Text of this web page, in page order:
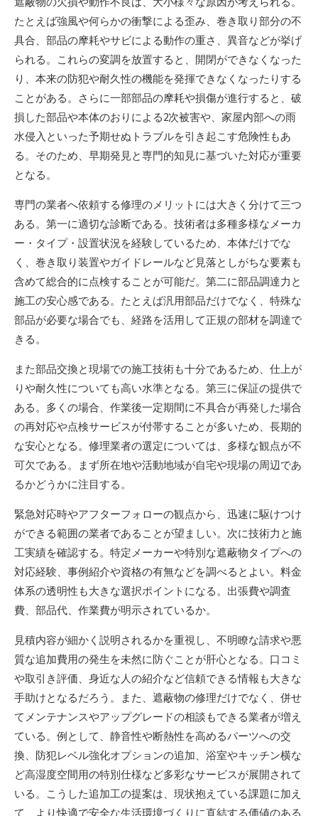
たとえば強風や何らかの衝撃による歪み、巻き取り部分の不
具合、部品の摩耗やサビによる動作の重さ、異音などが挙げ
られる。これらの変調を放置すると、開閉ができなくなった
り、本来の防犯や耐久性の機能を発揮できなくなったりする
ことがある。さらに一部部品の摩耗や損傷が進行すると、破
損した部品や本体のおりによる2次被害や、家屋内部への雨
水侵入といった予期せぬトラブルを引き起こす危険性もあ
る。そのため、早期発見と専門的知見に基づいた対応が重要
となる。
専門の業者へ依頼する修理のメリットには大きく分けて三つ
ある。第一に適切な診断である。技術者は多種多様なメーカ
ー・タイプ・設置状況を経験しているため、本体だけでな
く、巻き取り装置やガイドレールなど見落としがちな要素も
含めて総合的に点検することが可能だ。第二に部品調達力と
施工の安心感である。たとえば汎用部品だけでなく、特殊な
部品が必要な場合でも、経路を活用して正規の部材を調達で
きる。
また部品交換と現場での施工技術も十分であるため、仕上が
りや耐久性についても高い水準となる。第三に保証の提供で
ある。多くの場合、作業後一定期間に不具合が再発した場合
の再対応や点検サービスが付帯することが多いため、長期的
な安心となる。修理業者の選定については、多様な観点が不
可欠である。まず所在地や活動地域が自宅や現場の周辺であ
るかどうかに注目する。
緊急対応時やアフターフォローの観点から、迅速に駆けつけ
ができる範囲の業者であることが望ましい。次に技術力と施
工実績を確認する。特定メーカーや特別な遮蔽物タイプへの
対応経験、事例紹介や資格の有無などを調べるとよい。料金
体系の透明性も大きな選択ポイントになる。出張費や調査
費、部品代、作業費が明示されているか。
見積内容が細かく説明されるかを重視し、不明瞭な請求や悪
質な追加費用の発生を未然に防ぐことが肝心となる。口コミ
や取引き評価、身近な人の紹介など信頼できる情報も大きな
手助けとなるだろう。また、遮蔽物の修理だけでなく、併せ
てメンテナンスやアップグレードの相談もできる業者が増え
ている。例として、静音性や断熱性を高めるパーツへの交
換、防犯レベル強化オプションの追加、浴室やキッチン横な
ど高湿度空間用の特別仕様など多彩なサービスが展開されて
いる。こうした追加工の提案は、現状抱えている課題に加え
て、より快適で安全な生活環境づくりに直結する価値のある